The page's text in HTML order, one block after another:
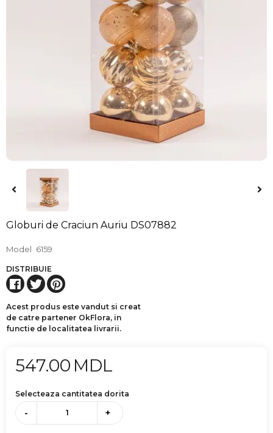
Globuri de Craciun Auriu DS07882
Model 6159
DISTRIBUIE
Acest produs este vandut si creat
de catre partener OkFlora, in
functie de localitatea livrarii.
547.00 MDL
Selecteaza cantitatea dorita
- +